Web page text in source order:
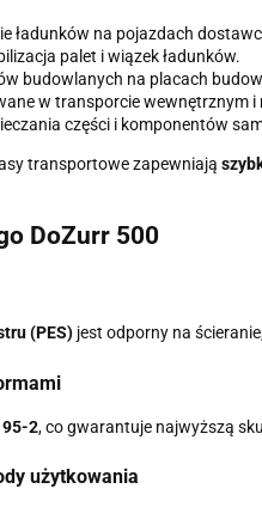
ładunków na pojazdach
palet i wiązek ładunków.
budowlanych na placach
w transporcie wewnętrznym i
części i komponentów
transportowe zapewniają
DoZurr 500
(PES) jest odporny na
2, co gwarantuje najwyższą
użytkowania